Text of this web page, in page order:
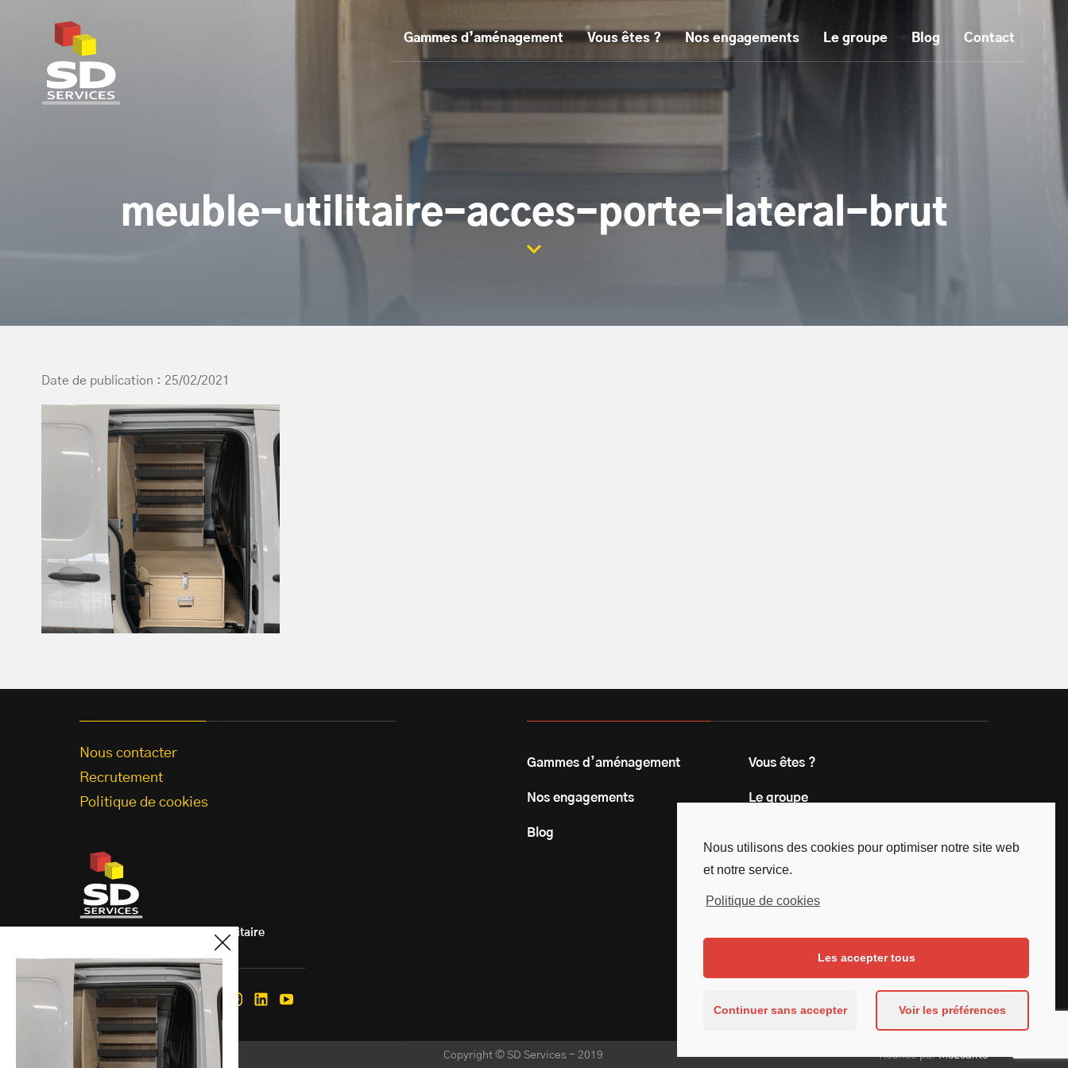
Nous utilisons des cookies pour optimiser notre site web
et notre service.
Politique de cookies
Les accepter tous
Continuer sans accepter Voir les préférences
SD Services
Gammes d’aménagement Vous êtes ? Nos engagements Le groupe Blog Contact
meuble-utilitaire-acces-porte-lateral-brut
Date de publication : 25/02/2021
Nous contacter
Recrutement
Politique de cookies
Aménagement de véhicule utilitaire
Gammes d’aménagement Vous êtes ?
Nos engagements Le groupe
Blog
Nous suivre
Facebook
Mentions légales Copyright © SD Services - 2019 Réalisé parMezcalito